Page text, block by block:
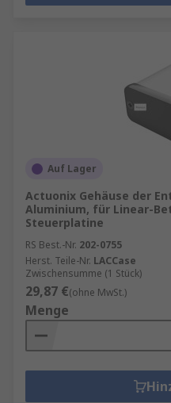
Auf Lager
Actuonix Gehäuse der
Aluminium, für Linear-
Steuerplatine
RS Best.-Nr. 202-0755
Herst. Teile-Nr. LACCase
Zwischensumme (1 Stück)
29,87 €(ohne MwSt.)
Menge